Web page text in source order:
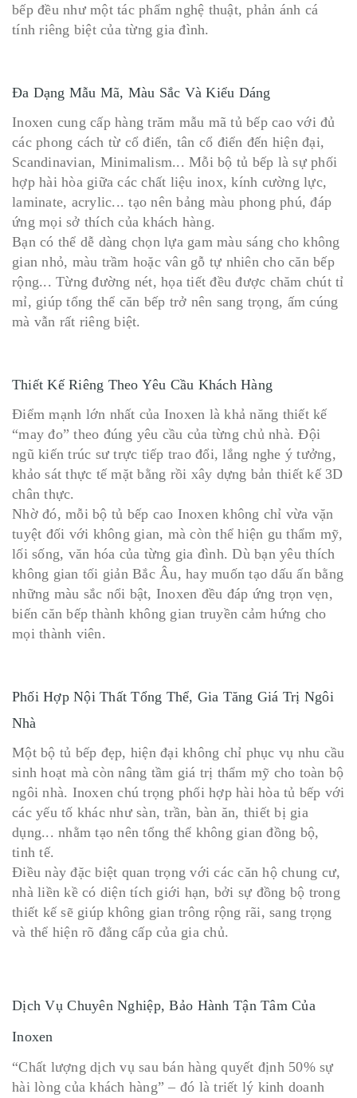
bếp đều như một tác phẩm nghệ thuật, phản ánh cá
tính riêng biệt của từng gia đình.
Đa Dạng Mẫu Mã, Màu Sắc Và Kiểu Dáng
Inoxen cung cấp hàng trăm mẫu mã tủ bếp cao với đủ
các phong cách từ cổ điển, tân cổ điển đến hiện đại,
Scandinavian, Minimalism... Mỗi bộ tủ bếp là sự phối
hợp hài hòa giữa các chất liệu inox, kính cường lực,
laminate, acrylic... tạo nên bảng màu phong phú, đáp
ứng mọi sở thích của khách hàng.
Bạn có thể dễ dàng chọn lựa gam màu sáng cho không
gian nhỏ, màu trầm hoặc vân gỗ tự nhiên cho căn bếp
rộng... Từng đường nét, họa tiết đều được chăm chút tỉ
mỉ, giúp tổng thể căn bếp trở nên sang trọng, ấm cúng
mà vẫn rất riêng biệt.
Thiết Kế Riêng Theo Yêu Cầu Khách Hàng
Điểm mạnh lớn nhất của Inoxen là khả năng thiết kế
“may đo” theo đúng yêu cầu của từng chủ nhà. Đội
ngũ kiến trúc sư trực tiếp trao đổi, lắng nghe ý tưởng,
khảo sát thực tế mặt bằng rồi xây dựng bản thiết kế 3D
chân thực.
Nhờ đó, mỗi bộ tủ bếp cao Inoxen không chỉ vừa vặn
tuyệt đối với không gian, mà còn thể hiện gu thẩm mỹ,
lối sống, văn hóa của từng gia đình. Dù bạn yêu thích
không gian tối giản Bắc Âu, hay muốn tạo dấu ấn bằng
những màu sắc nổi bật, Inoxen đều đáp ứng trọn vẹn,
biến căn bếp thành không gian truyền cảm hứng cho
mọi thành viên.
Phối Hợp Nội Thất Tổng Thể, Gia Tăng Giá Trị Ngôi
Nhà
Một bộ tủ bếp đẹp, hiện đại không chỉ phục vụ nhu cầu
sinh hoạt mà còn nâng tầm giá trị thẩm mỹ cho toàn bộ
ngôi nhà. Inoxen chú trọng phối hợp hài hòa tủ bếp với
các yếu tố khác như sàn, trần, bàn ăn, thiết bị gia
dụng... nhằm tạo nên tổng thể không gian đồng bộ,
tinh tế.
Điều này đặc biệt quan trọng với các căn hộ chung cư,
nhà liền kề có diện tích giới hạn, bởi sự đồng bộ trong
thiết kế sẽ giúp không gian trông rộng rãi, sang trọng
và thể hiện rõ đẳng cấp của gia chủ.
Dịch Vụ Chuyên Nghiệp, Bảo Hành Tận Tâm Của
Inoxen
“Chất lượng dịch vụ sau bán hàng quyết định 50% sự
hài lòng của khách hàng” – đó là triết lý kinh doanh